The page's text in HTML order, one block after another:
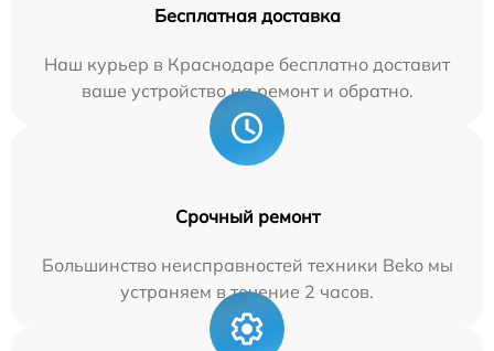
Бесплатная доставка
Наш курьер в Краснодаре бесплатно доставит
ваше устройство на ремонт и обратно.
Срочный ремонт
Большинство неисправностей техники Beko мы
устраняем в течение 2 часов.